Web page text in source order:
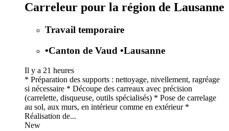
Carreleur pour la région de Lausanne
Travail temporaire
•Canton de Vaud •Lausanne
Il y a 21 heures
* Préparation des supports : nettoyage, nivellement, ragréage
si nécessaire * Découpe des carreaux avec précision
(carrelette, disqueuse, outils spécialisés) * Pose de carrelage
au sol, aux murs, en intérieur comme en extérieur *
Réalisation de...
New